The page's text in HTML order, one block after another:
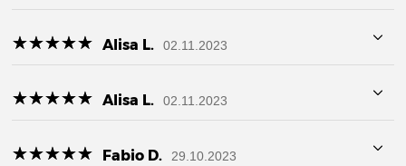
☆☆☆☆☆
★★★★★ Alisa L. 02.11.2023
☆☆☆☆☆
★★★★★ Alisa L. 02.11.2023
☆☆☆☆☆
★★★★★ Fabio D. 29.10.2023